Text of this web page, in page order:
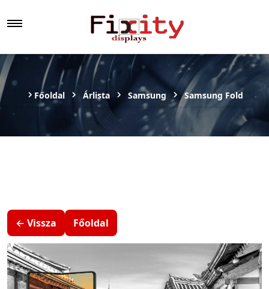
Főoldal Árlista Samsung Samsung Fold
← Vissza Főoldal